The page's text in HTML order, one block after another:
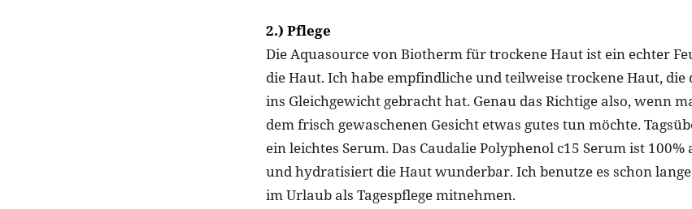
2.) Pflege
Die Aquasource von Biotherm für trockene Haut ist ein echter
die Haut. Ich habe empfindliche und teilweise trockene Haut, die
ins Gleichgewicht gebracht hat. Genau das Richtige also, wenn
dem frisch gewaschenen Gesicht etwas gutes tun möchte.
ein leichtes Serum. Das Caudalie Polyphenol c15 Serum ist
und hydratisiert die Haut wunderbar. Ich benutze es schon
im Urlaub als Tagespflege mitnehmen.